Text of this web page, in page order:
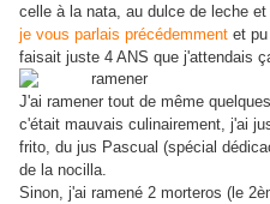
celle à la nata, au dulce de leche et
je vous parlais précédemment et
faisait juste 4 ANS que j'attendais
J'ai ramener tout de même
c'était mauvais culinairement, j'ai
frito, du jus Pascual (spécial
de la nocilla.
Sinon, j'ai ramené 2 morteros (le